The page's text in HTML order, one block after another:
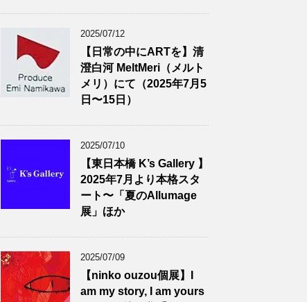
2025/07/12
【日常の中にARTを】清
澄白河 MeltMeri（メルト
メリ）にて（2025年7月5
日〜15日）
2025/07/10
【東日本橋 K’s Gallery 】
2025年7月より本格スタ
ート〜「夏のAllumage
展」ほか
2025/07/09
【ninko ouzou個展】I
am my story, I am yours